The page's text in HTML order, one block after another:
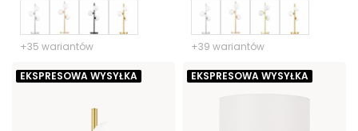
+35 wariantów +39 wariantów
EKSPRESOWA WYSYŁKA EKSPRESOWA WYSYŁKA